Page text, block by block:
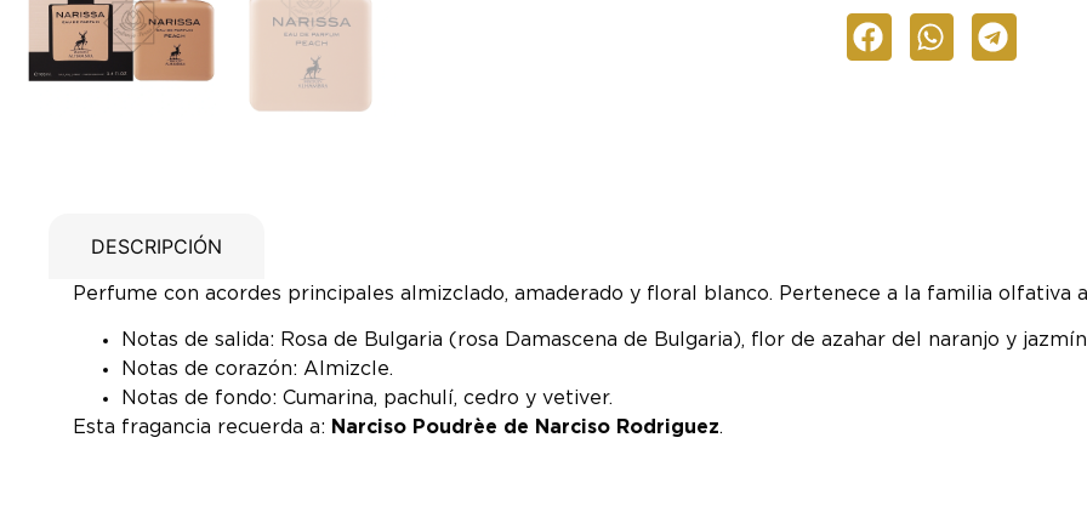
DESCRIPCIÓN
Perfume con acordes principales almizclado, amaderado y floral blanco. Pertenece a la familia olfativa
Notas de salida: Rosa de Bulgaria (rosa Damascena de Bulgaria), flor de azahar del naranjo y
Notas de corazón: Almizcle.
Notas de fondo: Cumarina, pachulí, cedro y vetiver.
Esta fragancia recuerda a: Narciso Poudrèe de Narciso Rodriguez.